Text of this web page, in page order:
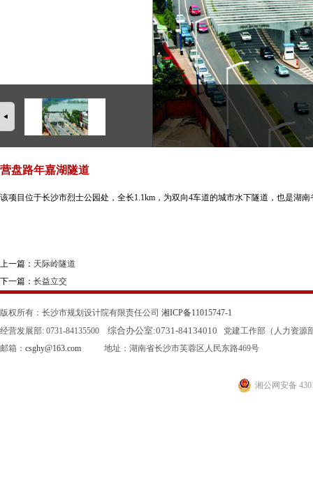
营盘路年嘉湖隧道
该项目位于长沙市烈士公园处，全长1.1km，为双向4车道的城市水下隧道，也是湖
上一篇： 天际岭隧道
下一篇： 长益立交
版权所有：长沙市规划设计院有限责任公司 湘ICP备11015747-1
经营发展部: 0731-84135500 综合办公室:0731-84134010
党建工作部（人力资源
邮箱： csghy@163.com 地址：湖南省长沙市芙蓉区人民东路469号
湘公网安备